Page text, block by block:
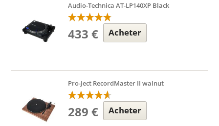
Audio-Technica AT-LP140XP Black
433 € Acheter
Pro-Ject RecordMaster II walnut
289 € Acheter